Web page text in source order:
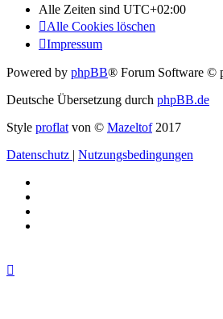
Alle Zeiten sind UTC+02:00
Alle Cookies löschen
Impressum
Powered by phpBB® Forum Software ©
Deutsche Übersetzung durch phpBB.de
Style proflat von © Mazeltof2017
Datenschutz | Nutzungsbedingungen